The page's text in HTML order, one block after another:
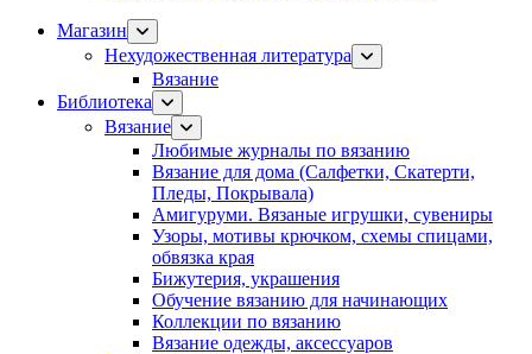
Магазин
Нехудожественная литература
Вязание
Библиотека
Вязание
Любимые журналы по вязанию
Вязание для дома (Салфетки, Скатерти,
Пледы, Покрывала)
Амигуруми. Вязаные игрушки, сувениры
Узоры, мотивы крючком, схемы спицами,
обвязка края
Бижутерия, украшения
Обучение вязанию для начинающих
Коллекции по вязанию
Вязание одежды, аксессуаров